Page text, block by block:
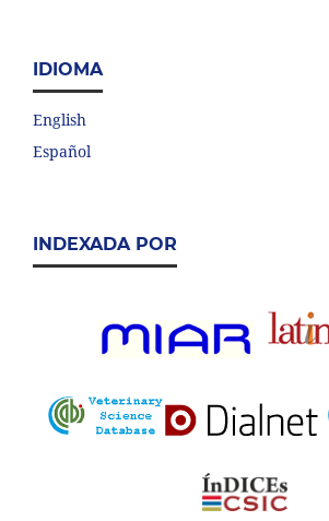
IDIOMA
English
Español
INDEXADA POR